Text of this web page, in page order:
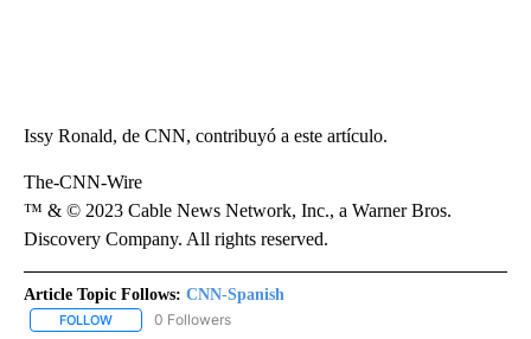
Issy Ronald, de CNN, contribuyó a este artículo.
The-CNN-Wire
™ & © 2023 Cable News Network, Inc., a Warner Bros.
Discovery Company. All rights reserved.
Article Topic Follows: CNN-Spanish
FOLLOW FOLLOW "CNN-SPANISH" TO RECEIVE NOTIFICATIONS ABOUT
0 Followers